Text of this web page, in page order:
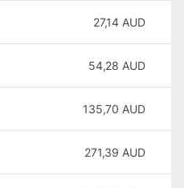
27,14 AUD
54,28 AUD
135,70 AUD
271,39 AUD